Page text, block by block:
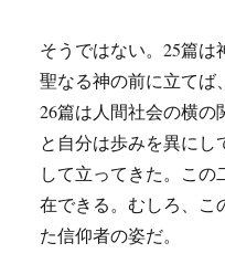
そうではない。25篇
聖なる神の前に立てば
26篇は人間社会の横
と自分は歩みを異にし
して立ってきた。こ
在できる。むしろ、こ
た信仰者の姿だ。